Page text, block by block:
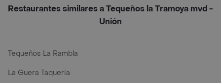
Restaurantes similares a Tequeños la Tramoya mvd -
Unión
Tequeños La Rambla
La Guera Taqueria